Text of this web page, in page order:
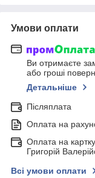
Умови оплати
Ви отримаєте
або гроші
Детальніше
Післяплата
Оплата на
Оплата на
Григорій
Всі умови оплати